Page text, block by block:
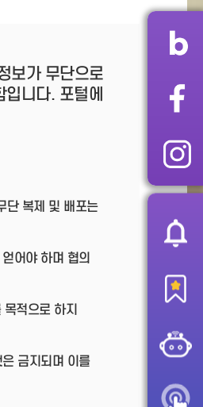
보가 무단으로
니다. 포털에
단 복제 및 배포는
어야 하며 협의
적으로 하지
금지되며 이를